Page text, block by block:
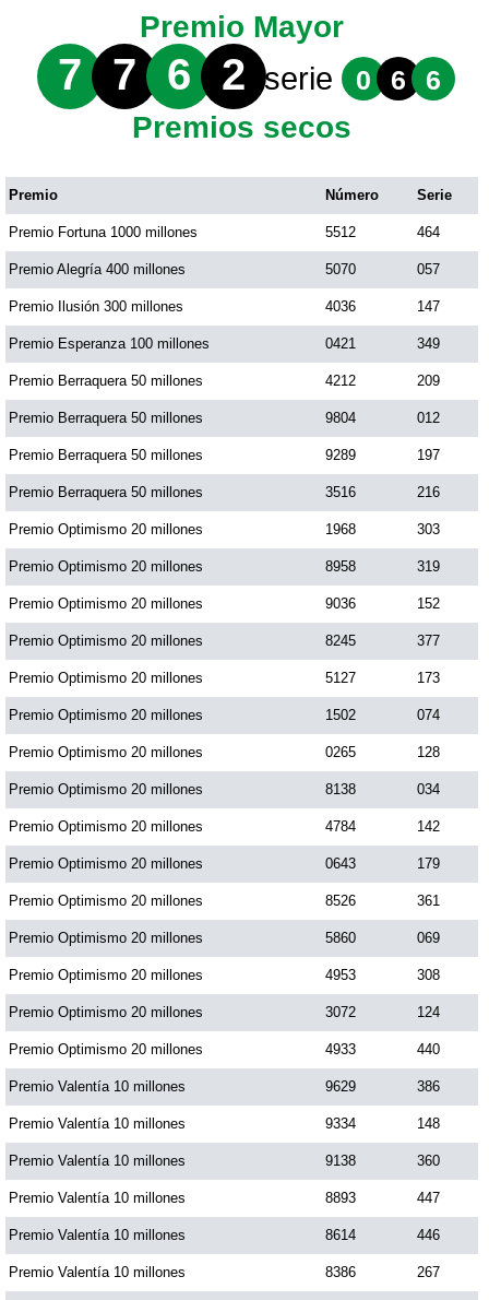
Premio Mayor
7 7 6 2 serie 0 6 6
Premios secos
Premio Número Serie
Premio Fortuna 1000 millones 5512 464
Premio Alegría 400 millones 5070 057
Premio Ilusión 300 millones 4036 147
Premio Esperanza 100 millones 0421 349
Premio Berraquera 50 millones 4212 209
Premio Berraquera 50 millones 9804 012
Premio Berraquera 50 millones 9289 197
Premio Berraquera 50 millones 3516 216
Premio Optimismo 20 millones 1968 303
Premio Optimismo 20 millones 8958 319
Premio Optimismo 20 millones 9036 152
Premio Optimismo 20 millones 8245 377
Premio Optimismo 20 millones 5127 173
Premio Optimismo 20 millones 1502 074
Premio Optimismo 20 millones 0265 128
Premio Optimismo 20 millones 8138 034
Premio Optimismo 20 millones 4784 142
Premio Optimismo 20 millones 0643 179
Premio Optimismo 20 millones 8526 361
Premio Optimismo 20 millones 5860 069
Premio Optimismo 20 millones 4953 308
Premio Optimismo 20 millones 3072 124
Premio Optimismo 20 millones 4933 440
Premio Valentía 10 millones 9629 386
Premio Valentía 10 millones 9334 148
Premio Valentía 10 millones 9138 360
Premio Valentía 10 millones 8893 447
Premio Valentía 10 millones 8614 446
Premio Valentía 10 millones 8386 267